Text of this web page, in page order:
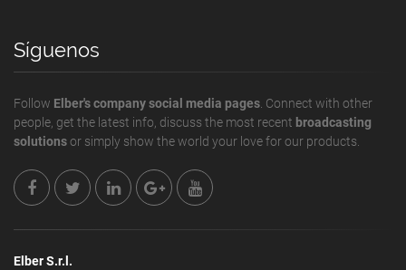
Síguenos
Follow Elber's company social media pages . Connect with other
people, get the latest info, discuss the most recent broadcasting
solutionsor simply show the world your love for our products.
Elber S.r.l.